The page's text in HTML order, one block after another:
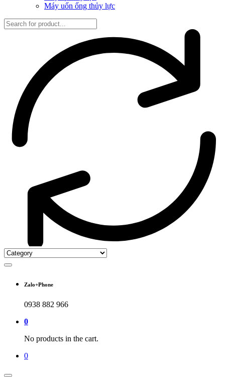
Máy uốn ống thủy lực
Zalo+Phone
0938 882 966
0
No products in the cart.
0